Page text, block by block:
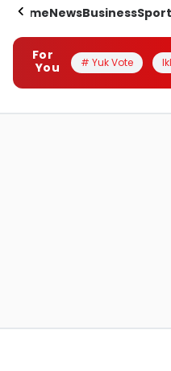
HomeNewsBusinessSport
For
You
# Yuk Vote